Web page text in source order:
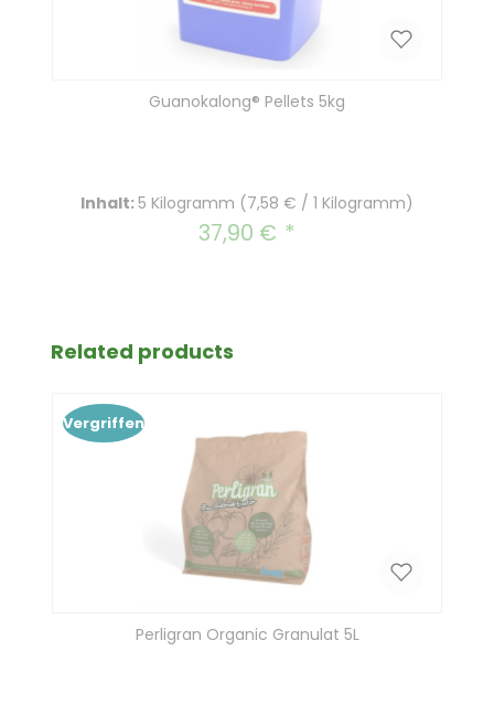
Guanokalong® Pellets 5kg
Inhalt:5 Kilogramm (7,58 € / 1 Kilogramm)
Regulärer Preis:
37,90 €
Produktgalerie überspringen
Related products
Vergriffen
Perligran Organic Granulat 5L